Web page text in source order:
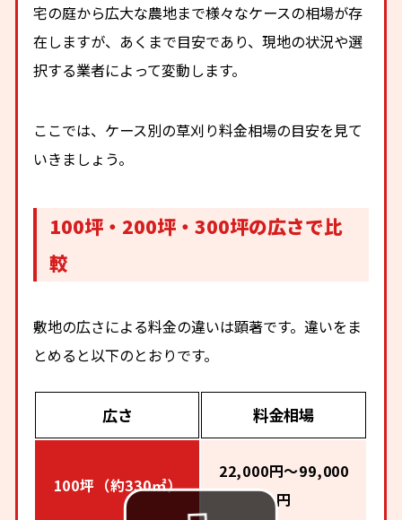
宅の庭から広大な農地まで様々なケースの相場が存
在しますが、あくまで目安であり、現地の状況や選
択する業者によって変動します。
ここでは、ケース別の草刈り料金相場の目安を見て
いきましょう。
100坪・200坪・300坪の広さで比
較
敷地の広さによる料金の違いは顕著です。違いをま
とめると以下のとおりです。
広さ 料金相場
100坪（約330㎡）
22,000円～99,000
円